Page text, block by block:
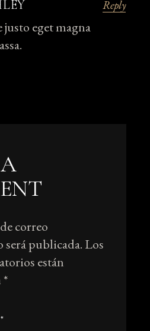
eget magna
Reply
correo
publicada. Los
están
*